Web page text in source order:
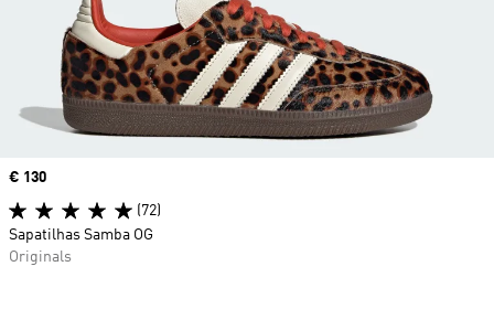
Price
€ 130
(72)
Sapatilhas Samba OG
Originals